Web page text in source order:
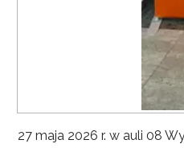
27 maja 2026 r. w auli 08